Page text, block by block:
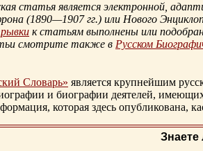
статья является электронной,
(1890—1907 гг.) или Нового
к статьям выполнены или
смотрите также в Русском
Словарь» является крупнейшим
и биографии деятелей,
которая здесь опубликована,